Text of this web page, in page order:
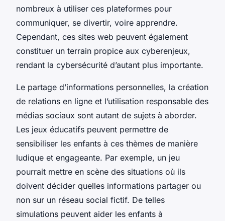
nombreux à utiliser ces plateformes pour
communiquer, se divertir, voire apprendre.
Cependant, ces sites web peuvent également
constituer un terrain propice aux cyberenjeux,
rendant la cybersécurité d’autant plus importante.
Le partage d’informations personnelles, la création
de relations en ligne et l’utilisation responsable des
médias sociaux sont autant de sujets à aborder.
Les jeux éducatifs peuvent permettre de
sensibiliser les enfants à ces thèmes de manière
ludique et engageante. Par exemple, un jeu
pourrait mettre en scène des situations où ils
doivent décider quelles informations partager ou
non sur un réseau social fictif. De telles
simulations peuvent aider les enfants à